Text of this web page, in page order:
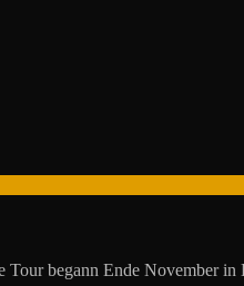
begann Ende November